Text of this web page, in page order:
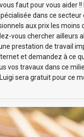
faut pour vous aider !!
dans ce
aux prix les moins
vous chercher ailleurs
prestation de travail
et demandez à ce
vos travaux dans ce
sera gratuit pour ce